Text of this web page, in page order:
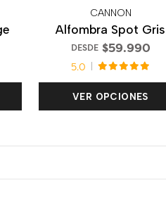
CANNON
Alfombra Spot Gris
DESDE $59.990
5.0
VER OPCIONES